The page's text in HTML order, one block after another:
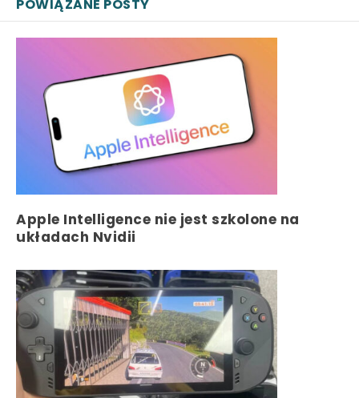
POWIĄZANE POSTY
Apple Intelligence nie jest szkolone na
układach Nvidii